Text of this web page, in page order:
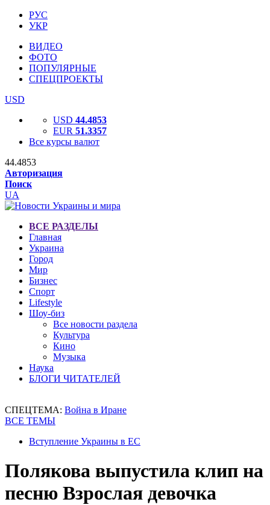
РУС
УКР
ВИДЕО
ФОТО
ПОПУЛЯРНЫЕ
СПЕЦПРОЕКТЫ
USD
USD 44.4853
EUR 51.3357
Все курсы валют
44.4853
Авторизация
Поиск
UA
ВСЕ РАЗДЕЛЫ
Главная
Украина
Город
Мир
Бизнес
Спорт
Lifestyle
Шоу-биз
Все новости раздела
Культура
Кино
Музыка
Наука
БЛОГИ ЧИТАТЕЛЕЙ
СПЕЦТЕМА: Война в Иране
ВСЕ ТЕМЫ
Вступление Украины в ЕС
Полякова выпустила клип на
песню Взрослая девочка